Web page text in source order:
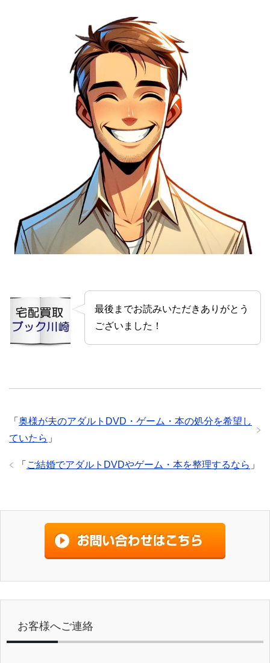
最後までお読みいただきありがとう
ございました！
「 奥様が夫のアダルトDVD・ゲーム・本の処分を希望し
ていたら 」
「 ご結婚でアダルトDVDやゲーム・本を整理するなら 」
お客様へご連絡